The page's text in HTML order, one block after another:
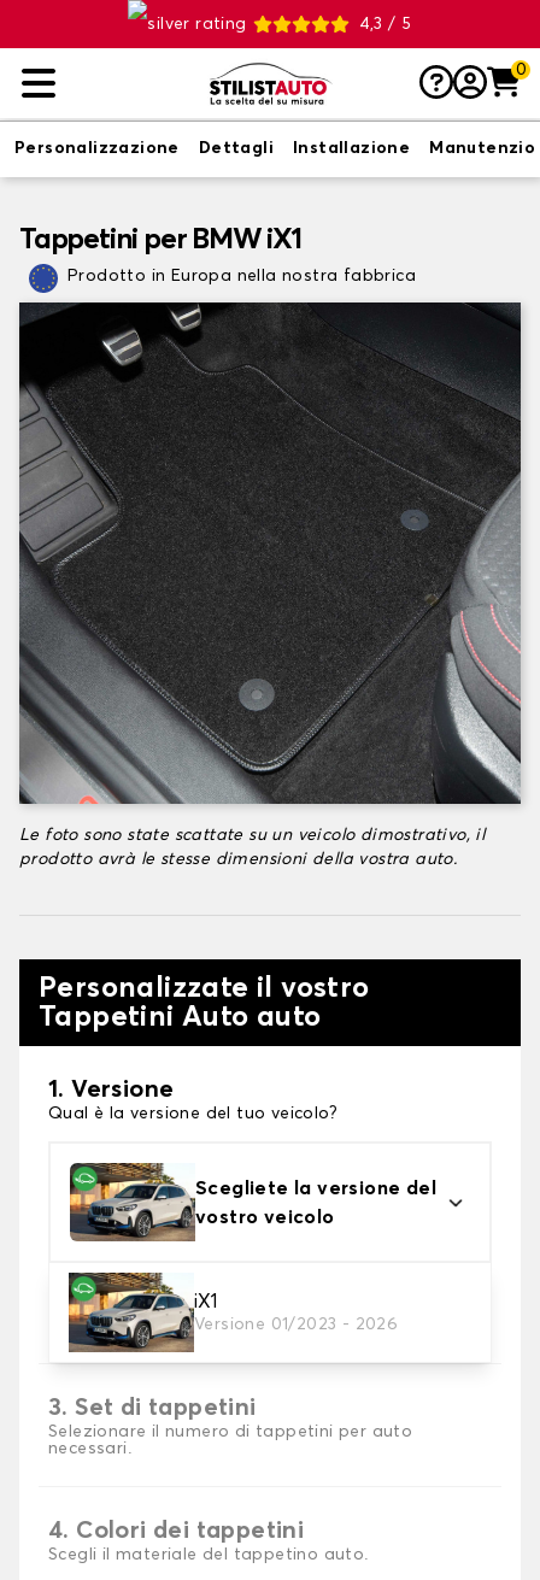
4,3 / 5
0
Personalizzazione Dettagli Installazione
Tappetini per BMW iX1
Prodotto in Europa nella nostra fabbrica
Le foto sono state scattate su un veicolo dimostrativo, il
prodotto avrà le stesse dimensioni della vostra auto.
Personalizzate il vostro
Tappetini Auto auto
1. Versione
Qual è la versione del tuo veicolo?
Scegliete la versione del
vostro veicolo
iX1
Versione 01/2023 - 2026
2. Materiale
Scegli il materiale del tappetini auto
3. Set di tappetini
Selezionare il numero di tappetini per auto
necessari.
4. Colori dei tappetini
Scegli il materiale del tappetino auto.